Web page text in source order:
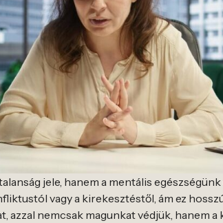
jele, hanem a mentális
vagy a kirekesztéstől, ám ez
azzal nemcsak magunkat védjük, hanem